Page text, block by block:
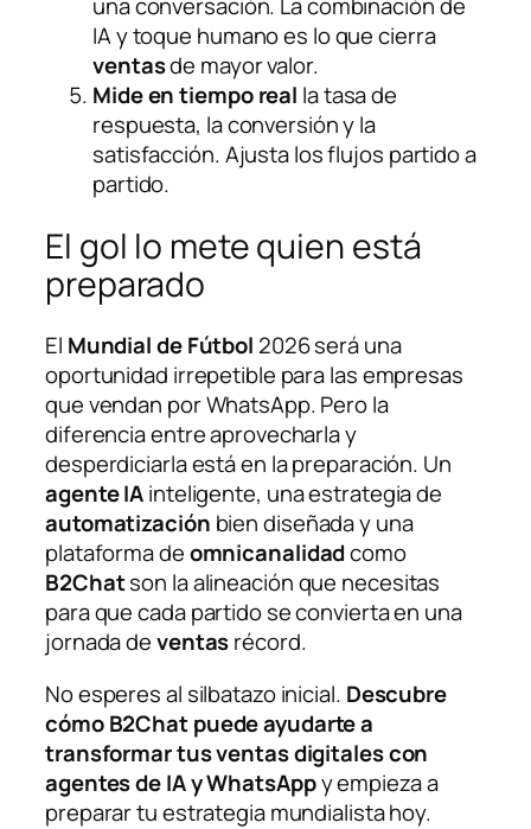
IA y toque humano es lo que cierra
ventasde mayor valor.
Mide en tiempo real la tasa de
respuesta, la conversión y la
satisfacción. Ajusta los flujos partido a
partido.
El gol lo mete quien está
preparado
El Mundial de Fútbol 2026 será una
oportunidad irrepetible para las empresas
que vendan por WhatsApp. Pero la
diferencia entre aprovecharla y
desperdiciarla está en la preparación. Un
agente IAinteligente, una estrategia de
automatización bien diseñada y una
plataforma deomnicanalidadcomo
B2Chatson la alineación que necesitas
para que cada partido se convierta en una
jornada deventasrécord.
No esperes al silbatazo inicial. Descubre
cómo B2Chat puede ayudarte a
transformar tus ventas digitales con
agentes de IA y WhatsAppy empieza a
preparar tu estrategia mundialista hoy.